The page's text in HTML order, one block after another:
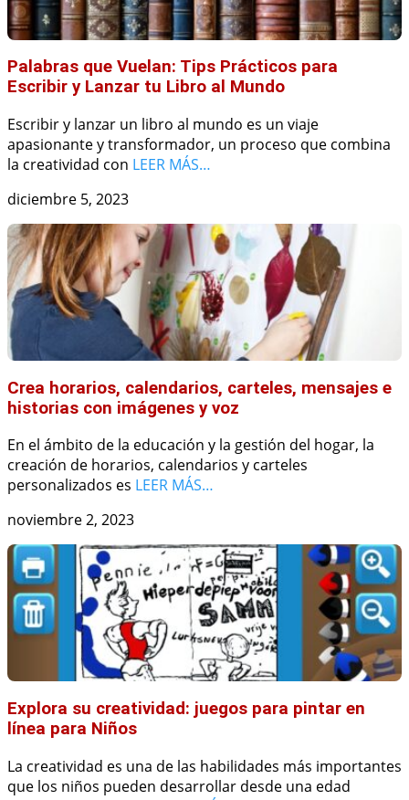
Palabras que Vuelan: Tips Prácticos para
Escribir y Lanzar tu Libro al Mundo
Escribir y lanzar un libro al mundo es un viaje
apasionante y transformador, un proceso que combina
la creatividad con LEER MÁS…
diciembre 5, 2023
Crea horarios, calendarios, carteles, mensajes e
historias con imágenes y voz
En el ámbito de la educación y la gestión del hogar, la
creación de horarios, calendarios y carteles
personalizados es LEER MÁS…
noviembre 2, 2023
Explora su creatividad: juegos para pintar en
línea para Niños
La creatividad es una de las habilidades más importantes
que los niños pueden desarrollar desde una edad